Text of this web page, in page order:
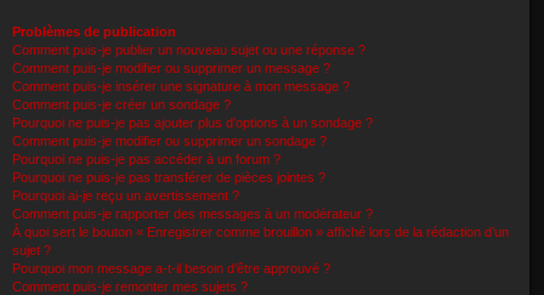
Problèmes de publication
Comment puis-je publier un nouveau sujet ou une réponse ?
Comment puis-je modifier ou supprimer un message ?
Comment puis-je insérer une signature à mon message ?
Comment puis-je créer un sondage ?
Pourquoi ne puis-je pas ajouter plus d’options à un sondage ?
Comment puis-je modifier ou supprimer un sondage ?
Pourquoi ne puis-je pas accéder à un forum ?
Pourquoi ne puis-je pas transférer de pièces jointes ?
Pourquoi ai-je reçu un avertissement ?
Comment puis-je rapporter des messages à un modérateur ?
À quoi sert le bouton « Enregistrer comme brouillon » affiché lors de la rédaction d’un
sujet ?
Pourquoi mon message a-t-il besoin d’être approuvé ?
Comment puis-je remonter mes sujets ?